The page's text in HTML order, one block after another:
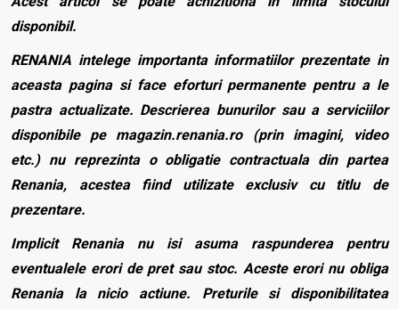
disponibil.
RENANIA intelege importanta informatiilor prezentate in
aceasta pagina si face eforturi permanente pentru a le
pastra actualizate. Descrierea bunurilor sau a serviciilor
disponibile pe magazin.renania.ro (prin imagini, video
etc.) nu reprezinta o obligatie contractuala din partea
Renania, acestea fiind utilizate exclusiv cu titlu de
prezentare.
Implicit Renania nu isi asuma raspunderea pentru
eventualele erori de pret sau stoc. Aceste erori nu obliga
Renania la nicio actiune. Preturile si disponibilitatea